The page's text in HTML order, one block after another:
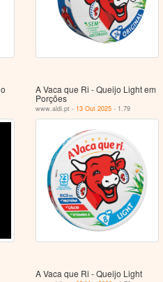
A Vaca que Ri - Queijo Light em
Porções
www.aldi.pt - 13 Out 2025- 1.79
A Vaca que Ri - Queijo Light